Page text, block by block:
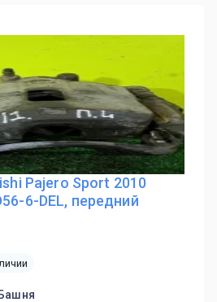
Pajero Sport 2010
6-DEL, передний